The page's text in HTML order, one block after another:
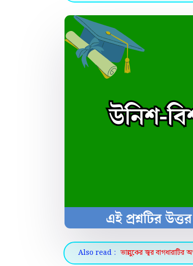
Also read : ভাল্লুকের জ্বর